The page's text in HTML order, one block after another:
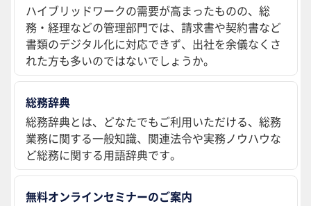
ハイブリッドワークの需要が高まったものの、総
務・経理などの管理部門では、請求書や契約書など
書類のデジタル化に対応できず、出社を余儀なくさ
れた方も多いのではないでしょうか。
総務辞典
総務辞典とは、どなたでもご利用いただける、総務
業務に関する一般知識、関連法令や実務ノウハウな
ど総務に関する用語辞典です。
無料オンラインセミナーのご案内